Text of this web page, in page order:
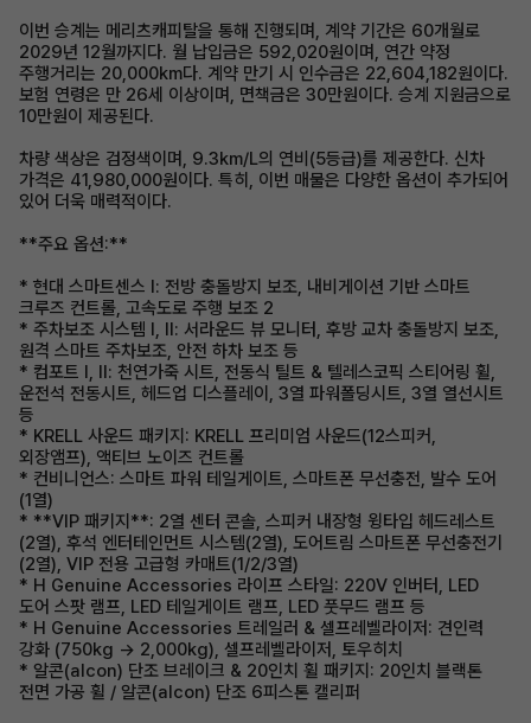
이번 승계는 메리츠캐피탈을 통해 진행되며, 계약 기간은 60개월로
2029년 12월까지다. 월 납입금은 592,020원이며, 연간 약정
주행거리는 20,000km다. 계약 만기 시 인수금은 22,604,182원이다.
보험 연령은 만 26세 이상이며, 면책금은 30만원이다. 승계 지원금으로
10만원이 제공된다.
차량 색상은 검정색이며, 9.3km/L의 연비(5등급)를 제공한다. 신차
가격은 41,980,000원이다. 특히, 이번 매물은 다양한 옵션이 추가되어
있어 더욱 매력적이다.
**주요 옵션:**
* 현대 스마트센스 Ⅰ: 전방 충돌방지 보조, 내비게이션 기반 스마트
크루즈 컨트롤, 고속도로 주행 보조 2
* 주차보조 시스템 Ⅰ, Ⅱ: 서라운드 뷰 모니터, 후방 교차 충돌방지 보조,
원격 스마트 주차보조, 안전 하차 보조 등
* 컴포트 Ⅰ, Ⅱ: 천연가죽 시트, 전동식 틸트 & 텔레스코픽 스티어링 휠,
운전석 전동시트, 헤드업 디스플레이, 3열 파워폴딩시트, 3열 열선시트
등
* KRELL 사운드 패키지: KRELL 프리미엄 사운드(12스피커,
외장앰프), 액티브 노이즈 컨트롤
* 컨비니언스: 스마트 파워 테일게이트, 스마트폰 무선충전, 발수 도어
(1열)
* **VIP 패키지**: 2열 센터 콘솔, 스피커 내장형 윙타입 헤드레스트
(2열), 후석 엔터테인먼트 시스템(2열), 도어트림 스마트폰 무선충전기
(2열), VIP 전용 고급형 카매트(1/2/3열)
* H Genuine Accessories 라이프 스타일: 220V 인버터, LED
도어 스팟 램프, LED 테일게이트 램프, LED 풋무드 램프 등
* H Genuine Accessories 트레일러 & 셀프레벨라이저: 견인력
강화 (750kg → 2,000kg), 셀프레벨라이저, 토우히치
* 알콘(alcon) 단조 브레이크 & 20인치 휠 패키지: 20인치 블랙톤
전면 가공 휠 / 알콘(alcon) 단조 6피스톤 캘리퍼